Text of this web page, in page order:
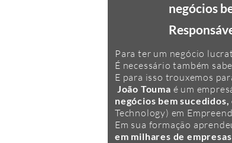
negócios
Para ter um negócio
É necessário também
E para isso trouxemos
João Touma é um
negócios bem
Technology) em
Em sua formação
em milhares de